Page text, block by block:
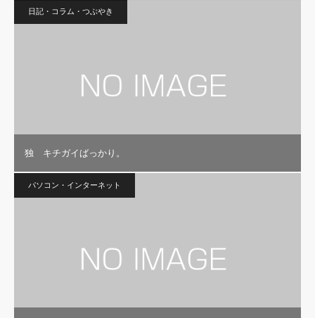
日記・コラム・つぶやき
独 キチガイばっかり。
パソコン・インターネット